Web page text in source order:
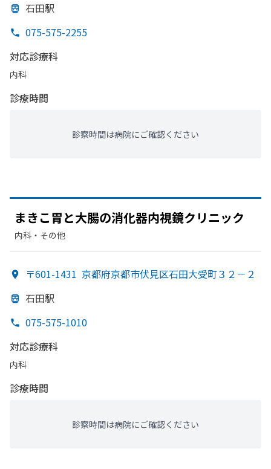
石田駅
075-575-2255
対応診療科
内科
診療時間
診察時間は病院にご確認ください
まきこ胃と大腸の消化器内視鏡クリニック
内科・​その他
〒601-1431 京都府京都市伏見区石田大受町３２－２
石田駅
075-575-1010
対応診療科
内科
診療時間
診察時間は病院にご確認ください